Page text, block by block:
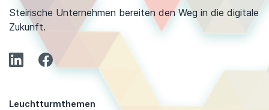
Steirische Unternehmen bereiten den Weg in die digitale
Zukunft.
Leuchtturmthemen